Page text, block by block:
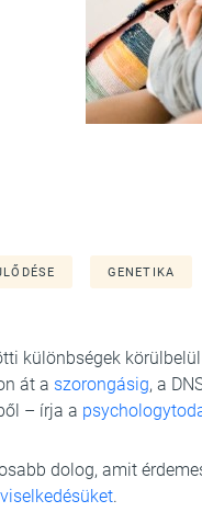
GENETIKA
különbségek
át a szorongásig, a
– írja a
dolog, amit
viselkedésüket.